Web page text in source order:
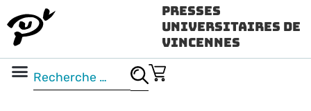
Presses
Universitaires de
Vincennes